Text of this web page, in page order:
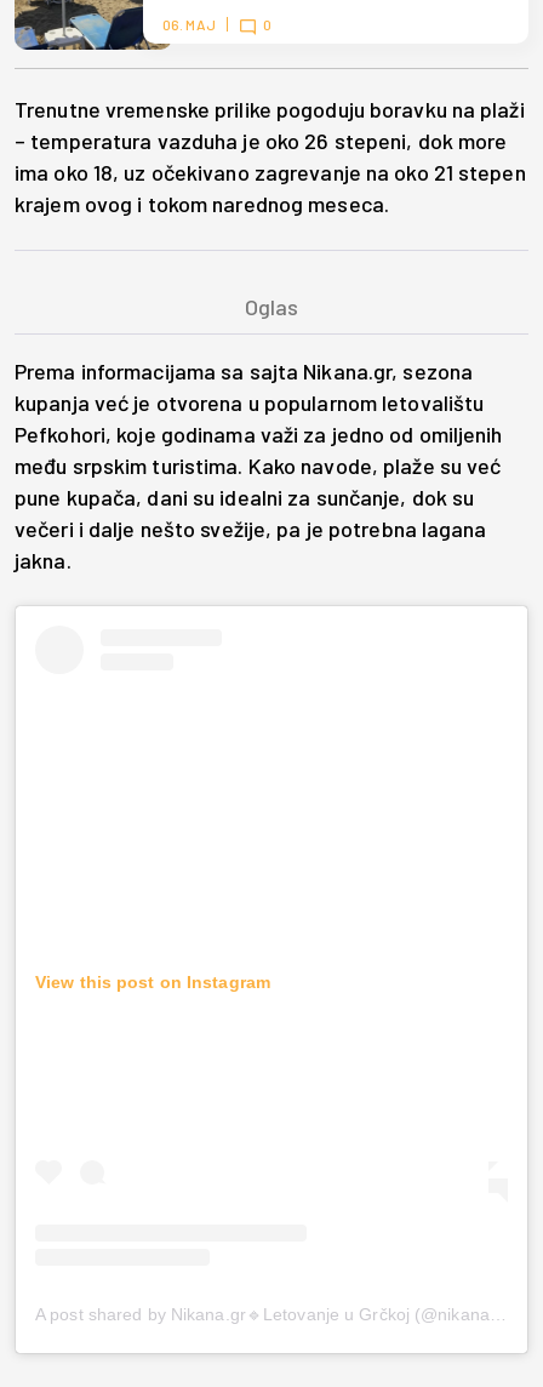
06. MAJ 0
Trenutne vremenske prilike pogoduju boravku na plaži
– temperatura vazduha je oko 26 stepeni, dok more
ima oko 18, uz očekivano zagrevanje na oko 21 stepen
krajem ovog i tokom narednog meseca.
Prema informacijama sa sajta Nikana.gr, sezona
kupanja već je otvorena u popularnom letovalištu
Pefkohori, koje godinama važi za jedno od omiljenih
među srpskim turistima. Kako navode, plaže su već
pune kupača, dani su idealni za sunčanje, dok su
večeri i dalje nešto svežije, pa je potrebna lagana
jakna.
View this post on Instagram